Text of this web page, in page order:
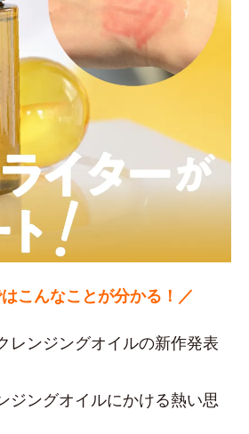
こんなことが分かる！／
レンジングオイルの新作発表
ジングオイルにかける熱い思